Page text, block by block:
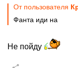
От пользователя
Фанта иди на
Не пойду